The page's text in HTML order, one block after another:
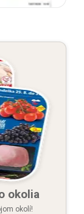
okolia
okolí!